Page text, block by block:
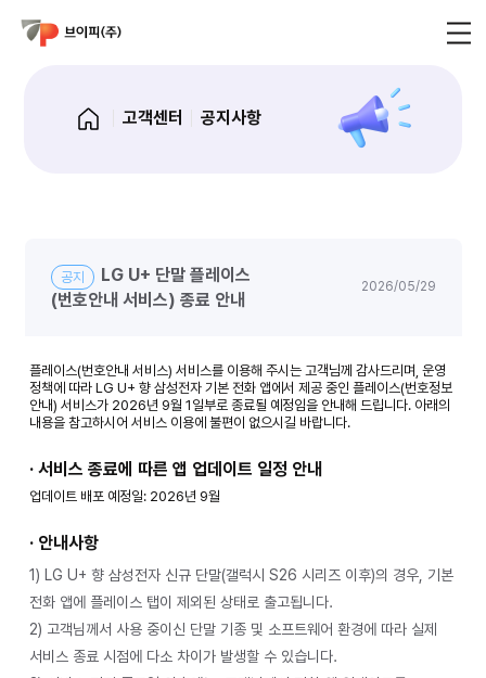
고객센터 공지사항
공지
LG U+ 단말 플레이스
(번호안내 서비스) 종료 안내
2026/05/29
플레이스(번호안내 서비스) 서비스를 이용해 주시는 고객님께 감사드리며, 운영
정책에 따라 LG U+ 향 삼성전자 기본 전화 앱에서 제공 중인 플레이스(번호정보
안내) 서비스가 2026년 9월 1일부로 종료될 예정임을 안내해 드립니다. 아래의
내용을 참고하시어 서비스 이용에 불편이 없으시길 바랍니다.
· 서비스 종료에 따른 앱 업데이트 일정 안내
업데이트 배포 예정일: 2026년 9월
· 안내사항
1) LG U+ 향 삼성전자 신규 단말(갤럭시 S26 시리즈 이후)의 경우, 기본
전화 앱에 플레이스 탭이 제외된 상태로 출고됩니다.
2) 고객님께서 사용 중이신 단말 기종 및 소프트웨어 환경에 따라 실제
서비스 종료 시점에 다소 차이가 발생할 수 있습니다.